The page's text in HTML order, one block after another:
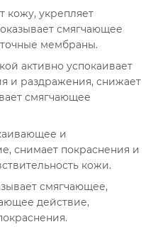
кожу, укрепляет
смягчающее
мембраны.
активно успокаивает
и раздражения, снижает
смягчающее
и
снимает покраснения и
кожи.
смягчающее,
действие,